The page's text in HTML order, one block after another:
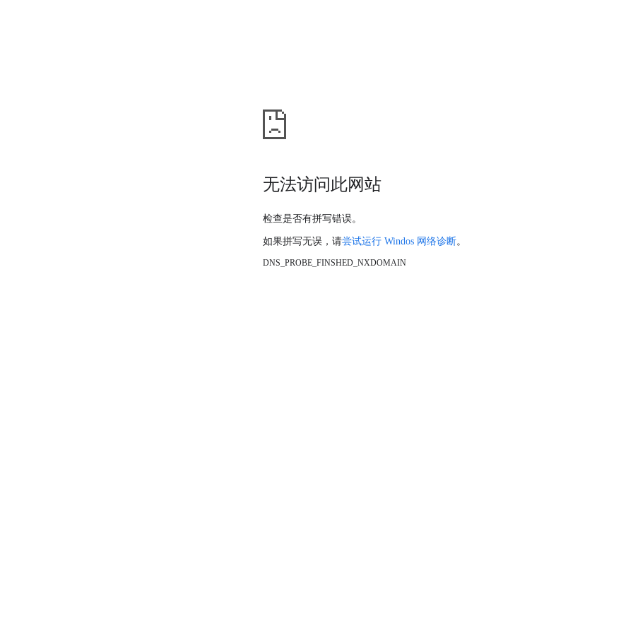
无法访问此网站
检查是否有拼写错误。
如果拼写无误，请尝试运行 Windos 网络诊断。
DNS_PROBE_FINSHED_NXDOMAIN